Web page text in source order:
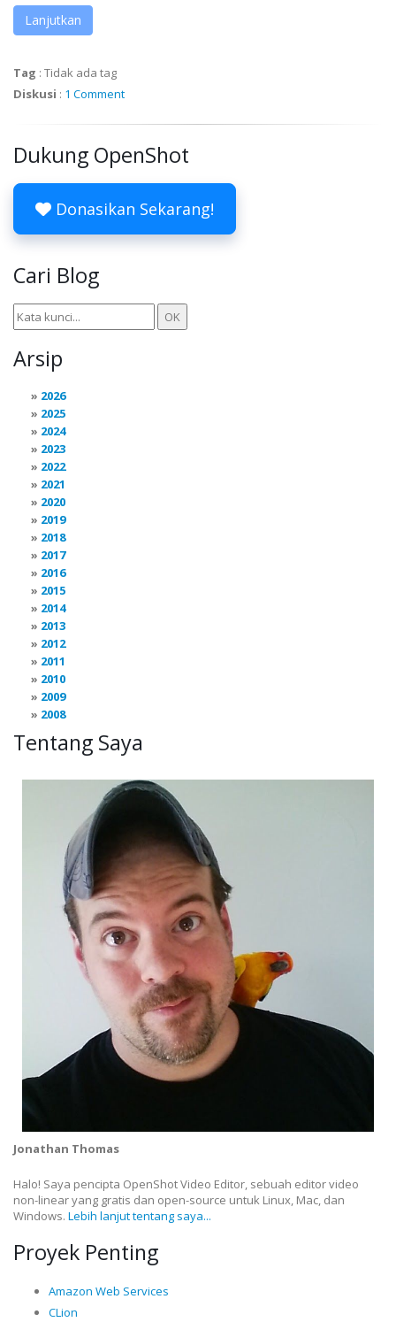
Lanjutkan
Tag : Tidak ada tag
Diskusi : 1 Comment
Dukung OpenShot
Donasikan Sekarang!
Cari Blog
Arsip
2026
2025
2024
2023
2022
2021
2020
2019
2018
2017
2016
2015
2014
2013
2012
2011
2010
2009
2008
Tentang Saya
Jonathan Thomas
Halo! Saya pencipta OpenShot Video Editor, sebuah editor video
non-linear yang gratis dan open-source untuk Linux, Mac, dan
Windows. Lebih lanjut tentang saya...
Proyek Penting
Amazon Web Services
CLion